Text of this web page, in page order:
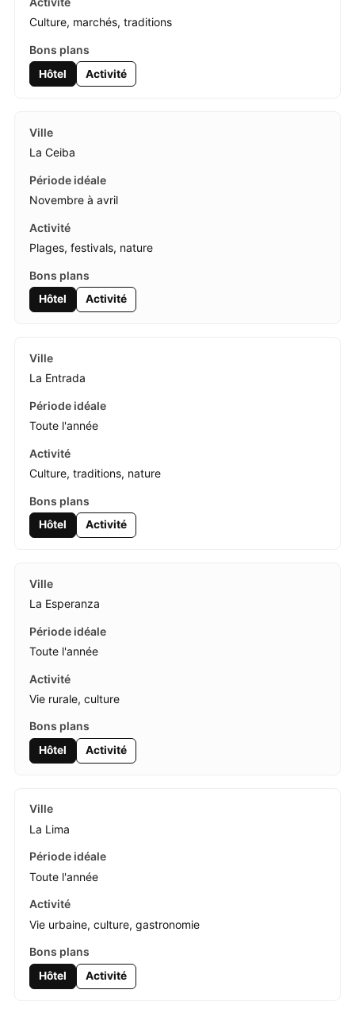
Culture, marchés, traditions
Hôtel Activité
La Ceiba
Novembre à avril
Plages, festivals, nature
Hôtel Activité
La Entrada
Toute l'année
Culture, traditions, nature
Hôtel Activité
La Esperanza
Toute l'année
Vie rurale, culture
Hôtel Activité
La Lima
Toute l'année
Vie urbaine, culture, gastronomie
Hôtel Activité